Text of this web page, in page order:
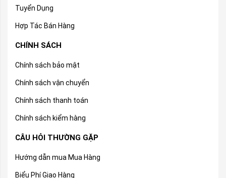
Tuyển Dụng
Hợp Tác Bán Hàng
CHÍNH SÁCH
Chính sách bảo mật
Chính sách vận chuyển
Chính sách thanh toán
Chính sách kiểm hàng
CÂU HỎI THƯỜNG GẶP
Hướng dẫn mua Mua Hàng
Biểu Phí Giao Hàng